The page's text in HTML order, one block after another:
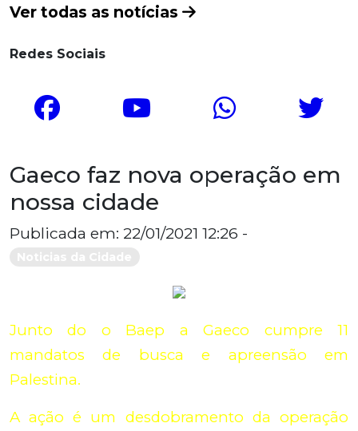
Ver todas as notícias
Redes Sociais
Gaeco faz nova operação em
nossa cidade
Publicada em: 22/01/2021 12:26 -
Junto do o Baep a Gaeco cumpre 11
mandatos de busca e apreensão em
Palestina.
A ação é um desdobramento da operação